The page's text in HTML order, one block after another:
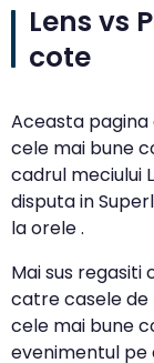
Lens vs
cote
Aceasta
cele mai bune
cadrul meciului
disputa in
la orele .
Mai sus
catre casele de
cele mai bune
evenimentul pe